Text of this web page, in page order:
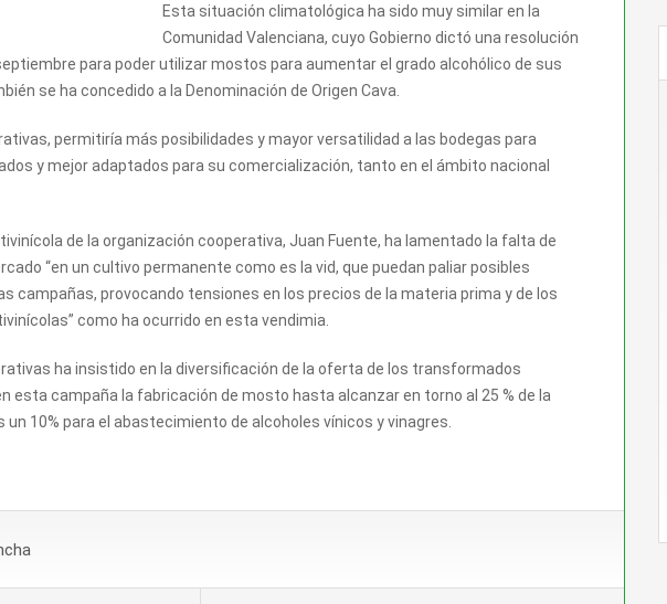
Esta situación climatológica ha sido muy similar en la
Comunidad Valenciana, cuyo Gobierno dictó una resolución
para poder utilizar mostos para aumentar el grado alcohólico de sus
se ha concedido a la Denominación de Origen Cava.
permitiría más posibilidades y mayor versatilidad a las bodegas para
y mejor adaptados para su comercialización, tanto en el ámbito nacional
de la organización cooperativa, Juan Fuente, ha lamentado la falta de
“en un cultivo permanente como es la vid, que puedan paliar posibles
campañas, provocando tensiones en los precios de la materia prima y de los
como ha ocurrido en esta vendimia.
ha insistido en la diversificación de la oferta de los transformados
esta campaña la fabricación de mosto hasta alcanzar en torno al 25 % de la
10% para el abastecimiento de alcoholes vínicos y vinagres.